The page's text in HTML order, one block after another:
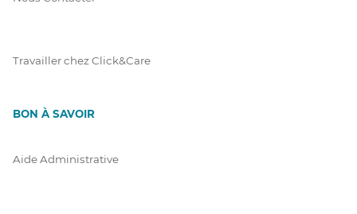
Travailler chez Click&Care
BON À SAVOIR
Aide Administrative